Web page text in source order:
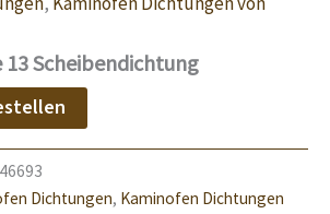
13 Scheibendichtung
Dichtungen, Kaminofen Dichtungen